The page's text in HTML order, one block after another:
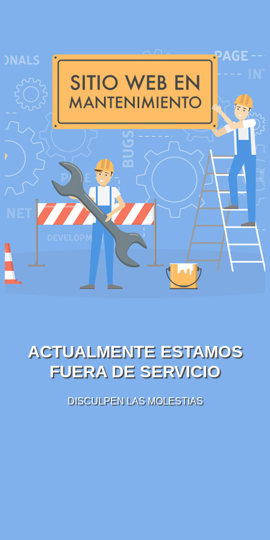
ACTUALMENTE ESTAMOS
FUERA DE SERVICIO
DISCULPEN LAS MOLESTIAS